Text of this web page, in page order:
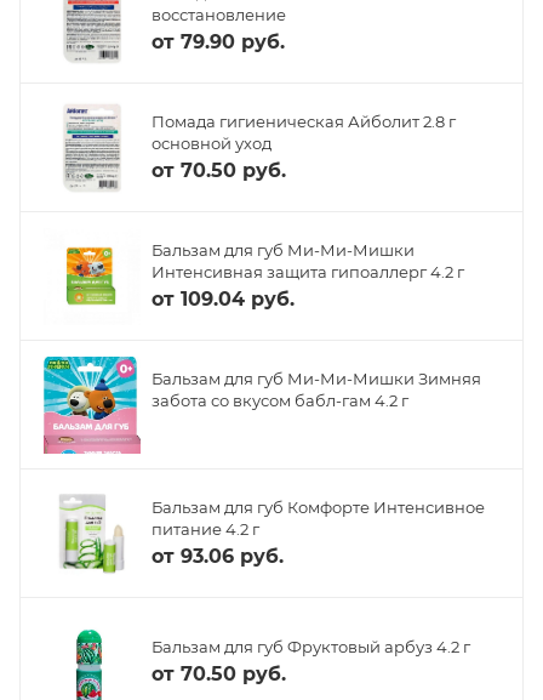
восстановление
от 79.90 руб.
Помада гигиеническая Айболит 2.8 г
основной уход
от 70.50 руб.
Бальзам для губ Ми-Ми-Мишки
Интенсивная защита гипоаллерг 4.2 г
от 109.04 руб.
Бальзам для губ Ми-Ми-Мишки Зимняя
забота со вкусом бабл-гам 4.2 г
Бальзам для губ Комфорте Интенсивное
питание 4.2 г
от 93.06 руб.
Бальзам для губ Фруктовый арбуз 4.2 г
от 70.50 руб.